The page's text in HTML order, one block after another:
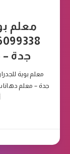
معلم
جدة –
جدة – معلم